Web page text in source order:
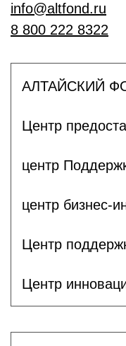
info@altfond.ru
8 800 222 8322
АЛТАЙСКИЙ
Центр
центр
центр бизнес-
Центр
Центр